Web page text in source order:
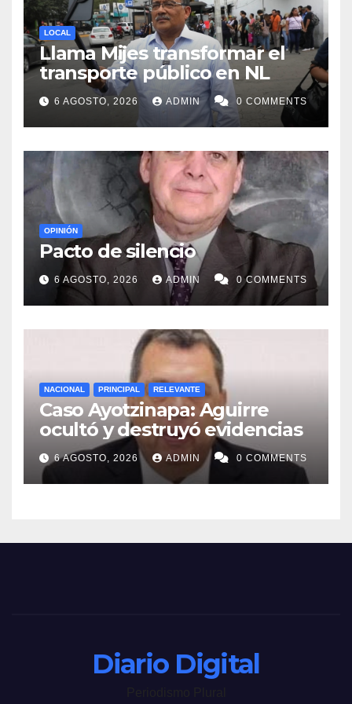
LOCAL
Llama Mijes transformar el
transporte público en NL
6 AGOSTO, 2026 ADMIN 0 COMMENTS
OPINIÓN
Pacto de silencio
6 AGOSTO, 2026 ADMIN 0 COMMENTS
NACIONAL PRINCIPAL RELEVANTE
Caso Ayotzinapa: Aguirre
ocultó y destruyó evidencias
6 AGOSTO, 2026 ADMIN 0 COMMENTS
Diario Digital